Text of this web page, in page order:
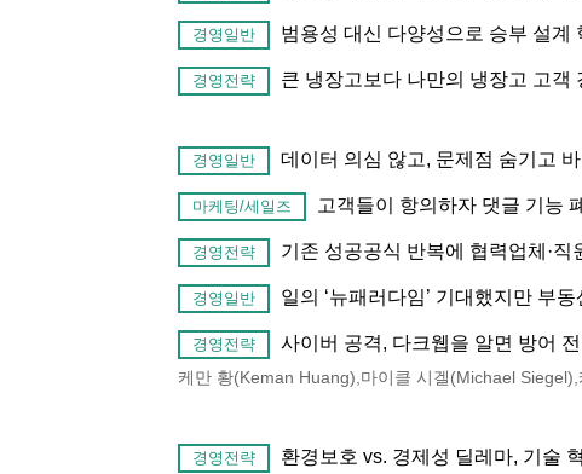
경영일반 범용성 대신 다양성으로 승부 설계
경영전략 큰 냉장고보다 나만의 냉장고 고객
경영일반 데이터 의심 않고, 문제점 숨기고
마케팅/세일즈 고객들이 항의하자 댓글 기능
경영전략 기존 성공공식 반복에 협력업체·
경영일반 일의 ‘뉴패러다임’ 기대했지만 부
경영전략 사이버 공격, 다크웹을 알면 방어
케만 황(Keman Huang),마이클 시겔(Michael
경영전략 환경보호 vs. 경제성 딜레마, 기술